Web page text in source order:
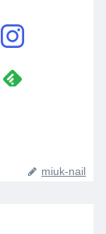
miuk-nail